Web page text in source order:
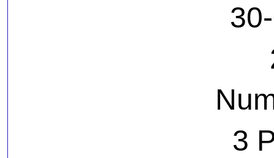
3